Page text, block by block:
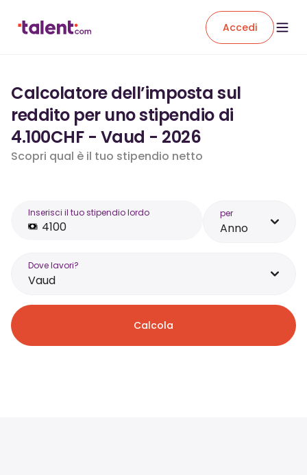
Accedi
Calcolatore dell’imposta sul
reddito per uno stipendio di
4.100CHF - Vaud - 2026
Scopri qual è il tuo stipendio netto
Inserisci il tuo stipendio lordo per
Anno
Dove lavori?
Vaud
Calcola